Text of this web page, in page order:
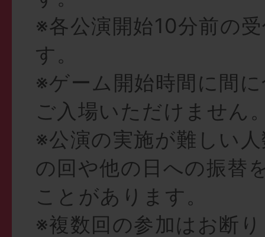
※各公演開始10分前の
す。
※ゲーム開始時間に間
ご入場いただけません
※公演の実施が難しい
の回や他の日への振替
ことがあります。
※複数回の参加はお断